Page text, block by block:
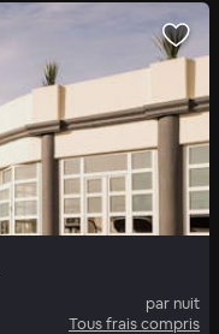
par nuit
Tous frais compris